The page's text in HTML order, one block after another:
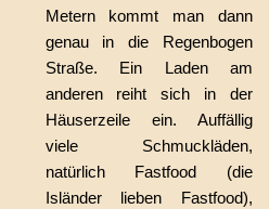
Metern kommt man dann
genau in die Regenbogen
Straße. Ein Laden am
anderen reiht sich in der
Häuserzeile ein. Auffällig
viele Schmuckläden,
natürlich Fastfood (die
Isländer lieben Fastfood),